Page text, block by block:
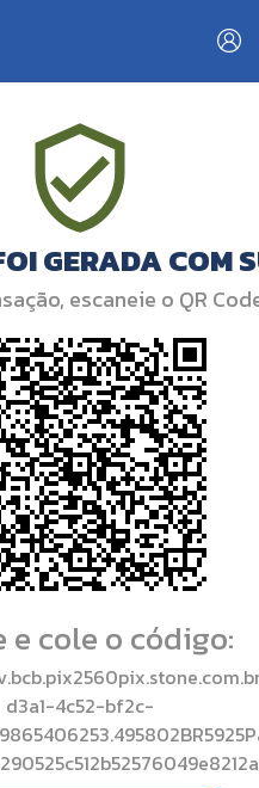
GERADA COM
escaneie o QR
e cole o código:
d3a1-4c52-bf2c-